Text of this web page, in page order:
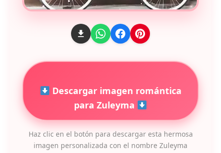
Descargar imagen romántica
para Zuleyma
Haz clic en el botón para descargar esta hermosa
imagen personalizada con el nombre Zuleyma